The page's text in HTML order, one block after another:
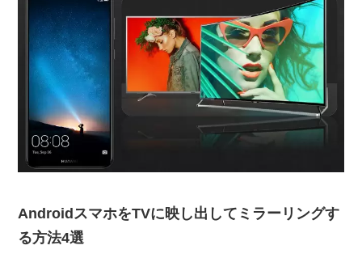
AndroidスマホをTVに映し出してミラーリングす
る方法4選